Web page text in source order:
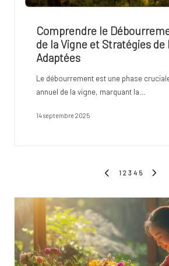
Comprendre le
de la Vigne et Stratégies
Adaptées
Le débourrement est une phase
annuel de la vigne, marquant la…
14 septembre 2025
des
publications
PREVIOUS
1 2 3 4 5